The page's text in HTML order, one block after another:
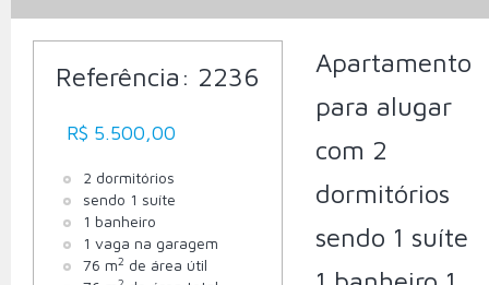
Referência: 2236
R$ 5.500,00
2 dormitórios
sendo 1 suíte
1 banheiro
1 vaga na garagem
76 m2 de área útil
Apartamento
para alugar
com 2
dormitórios
sendo 1 suíte